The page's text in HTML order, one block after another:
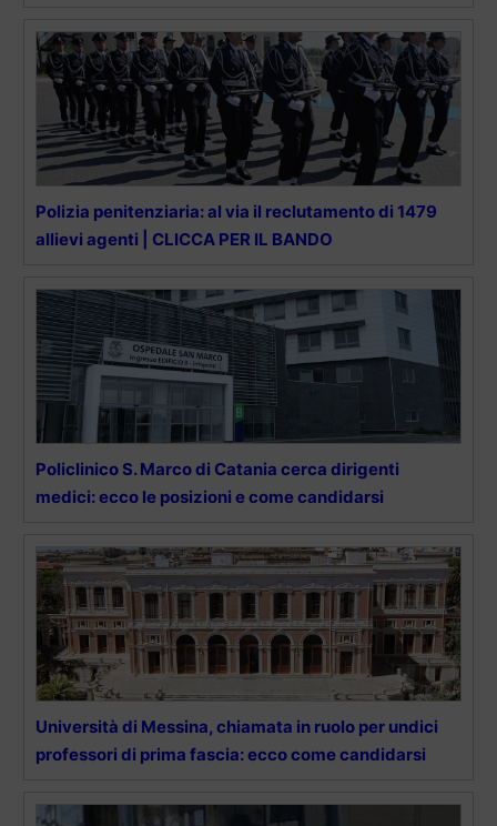
Polizia penitenziaria: al via il reclutamento di 1479
allievi agenti | CLICCA PER IL BANDO
Policlinico S. Marco di Catania cerca dirigenti
medici: ecco le posizioni e come candidarsi
Università di Messina, chiamata in ruolo per undici
professori di prima fascia: ecco come candidarsi